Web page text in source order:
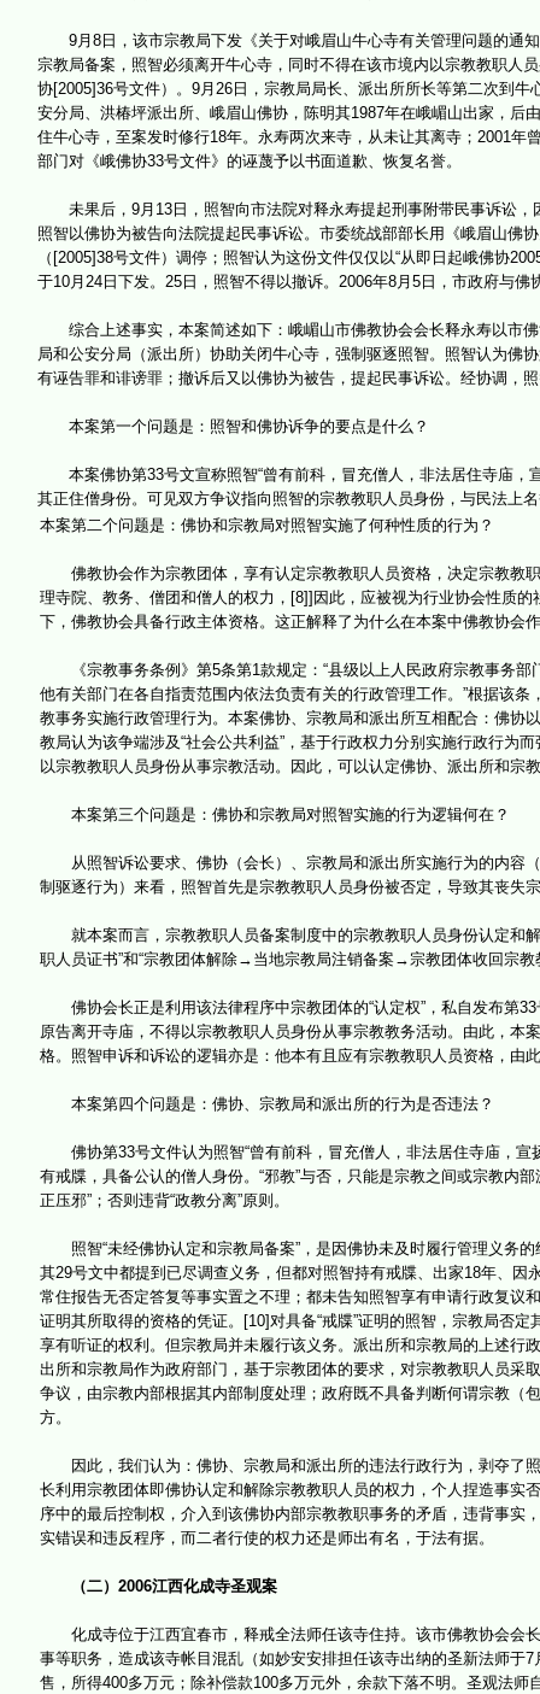
9月8日，该市宗教局下发《关于对峨眉山牛心寺有关管理问题的通
宗教局备案，照智必须离开牛心寺，同时不得在该市境内以宗教教职人
协[2005]36号文件）。9月26日，宗教局局长、派出所所长等第二次到
安分局、洪椿坪派出所、峨眉山佛协，陈明其1987年在峨嵋山出家，后
住牛心寺，至案发时修行18年。永寿两次来寺，从未让其离寺；2001
部门对《峨佛协33号文件》的诬蔑予以书面道歉、恢复名誉。
未果后，9月13日，照智向市法院对释永寿提起刑事附带民事诉讼，
照智以佛协为被告向法院提起民事诉讼。市委统战部部长用《峨眉山佛
（[2005]38号文件）调停；照智认为这份文件仅仅以“从即日起峨佛协
于10月24日下发。25日，照智不得以撤诉。2006年8月5日，市政府与佛
综合上述事实，本案简述如下：峨嵋山市佛教协会会长释永寿以市佛
局和公安分局（派出所）协助关闭牛心寺，强制驱逐照智。照智认为佛
有诬告罪和诽谤罪；撤诉后又以佛协为被告，提起民事诉讼。经协调，
本案第一个问题是：照智和佛协诉争的要点是什么？
本案佛协第33号文宣称照智“曾有前科，冒充僧人，非法居住寺庙，
其正住僧身份。可见双方争议指向照智的宗教教职人员身份，与民法上
本案第二个问题是：佛协和宗教局对照智实施了何种性质的行为？
佛教协会作为宗教团体，享有认定宗教教职人员资格，决定宗教教
理寺院、教务、僧团和僧人的权力，[8]]因此，应被视为行业协会性质
下，佛教协会具备行政主体资格。这正解释了为什么在本案中佛教协会
《宗教事务条例》第5条第1款规定：“县级以上人民政府宗教事务部
他有关部门在各自指责范围内依法负责有关的行政管理工作。”根据该条
教事务实施行政管理行为。本案佛协、宗教局和派出所互相配合：佛协
教局认为该争端涉及“社会公共利益”，基于行政权力分别实施行政行为
以宗教教职人员身份从事宗教活动。因此，可以认定佛协、派出所和宗
本案第三个问题是：佛协和宗教局对照智实施的行为逻辑何在？
从照智诉讼要求、佛协（会长）、宗教局和派出所实施行为的内容（
制驱逐行为）来看，照智首先是宗教教职人员身份被否定，导致其丧失
就本案而言，宗教教职人员备案制度中的宗教教职人员身份认定和
职人员证书”和“宗教团体解除→当地宗教局注销备案→宗教团体收回宗
佛协会长正是利用该法律程序中宗教团体的“认定权”，私自发布第33
原告离开寺庙，不得以宗教教职人员身份从事宗教教务活动。由此，
格。照智申诉和诉讼的逻辑亦是：他本有且应有宗教教职人员资格，由
本案第四个问题是：佛协、宗教局和派出所的行为是否违法？
佛协第33号文件认为照智“曾有前科，冒充僧人，非法居住寺庙，宣
有戒牒，具备公认的僧人身份。“邪教”与否，只能是宗教之间或宗教内
正压邪”；否则违背“政教分离”原则。
照智“未经佛协认定和宗教局备案”，是因佛协未及时履行管理义务的
其29号文中都提到已尽调查义务，但都对照智持有戒牒、出家18年、
常住报告无否定答复等事实置之不理；都未告知照智享有申请行政复议
证明其所取得的资格的凭证。[10]对具备“戒牒”证明的照智，宗教局否
享有听证的权利。但宗教局并未履行该义务。派出所和宗教局的上述行
出所和宗教局作为政府部门，基于宗教团体的要求，对宗教教职人员采
争议，由宗教内部根据其内部制度处理；政府既不具备判断何谓宗教（
方。
因此，我们认为：佛协、宗教局和派出所的违法行政行为，剥夺了
长利用宗教团体即佛协认定和解除宗教教职人员的权力，个人捏造事实
序中的最后控制权，介入到该佛协内部宗教教职事务的矛盾，违背事
实错误和违反程序，而二者行使的权力还是师出有名，于法有据。
（二）2006江西化成寺圣观案
化成寺位于江西宜春市，释戒全法师任该寺住持。该市佛教协会会
事等职务，造成该寺帐目混乱（如妙安安排担任该寺出纳的圣新法师于
售，所得400多万元；除补偿款100多万元外，余款下落不明。圣观法